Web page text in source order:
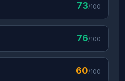
73/100
76/100
60/100